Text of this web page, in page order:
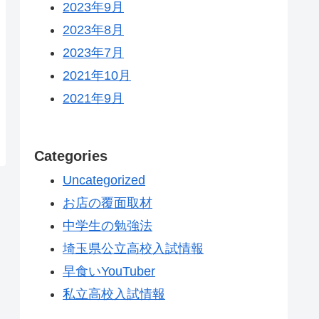
2023年9月
2023年8月
2023年7月
2021年10月
2021年9月
Categories
Uncategorized
お店の覆面取材
中学生の勉強法
埼玉県公立高校入試情報
早食いYouTuber
私立高校入試情報